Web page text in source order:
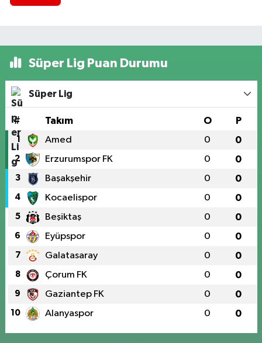
Süper Lig Puan Durumu
Süper Lig
# Takım O P
1 Amed 0 0
2 Erzurumspor FK 0 0
3 Başakşehir 0 0
4 Kocaelispor 0 0
5 Beşiktaş 0 0
6 Eyüpspor 0 0
7 Galatasaray 0 0
8 Çorum FK 0 0
9 Gaziantep FK 0 0
10 Alanyaspor 0 0